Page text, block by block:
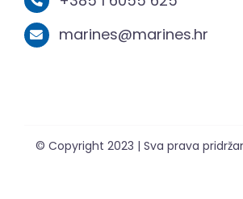
marines@marines.hr
© Copyright 2023 | Sva prava